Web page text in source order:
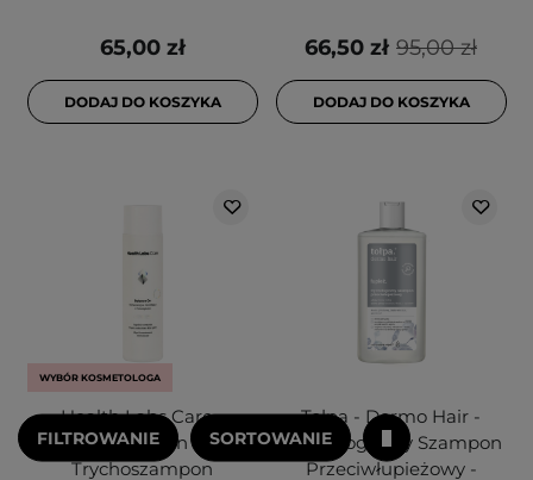
65,00 zł
DODAJ DO KOSZYKA
95,00 zł
66,50 zł
DODAJ DO KOSZYKA
WYBÓR KOSMETOLOGA
Health Labs Care -
Balance On -
Trychoszampon
Tołpa - Dermo Hair -
Trychologiczny Szampon
Przeciwłupieżowy -
FILTROWANIE SORTOWANIE